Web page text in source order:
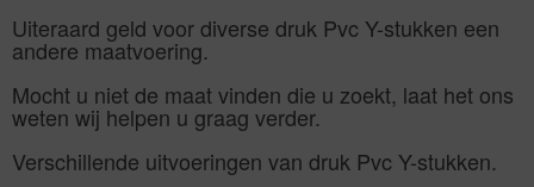
Uiteraard geld voor diverse druk Pvc Y-stukken een
andere maatvoering.
Mocht u niet de maat vinden die u zoekt, laat het ons
weten wij helpen u graag verder.
Verschillende uitvoeringen van druk Pvc Y-stukken.